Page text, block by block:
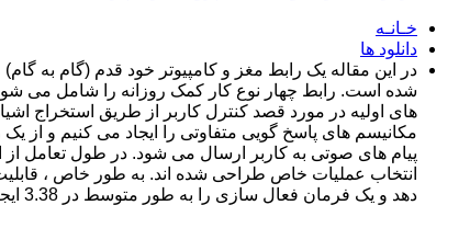
خـانـه
دانلود ها
شده است. رابط چهار نوع کار کمک روزانه را شامل می
های اولیه در مورد قصد كنترل کاربر از طریق استخراج
مکانیسم های پاسخ گویی متفاوتی را ایجاد می کنیم و
دهد و یک فرمان فعال سازی را به طور متوسط ​​در 3.38 ایجاد می کند و در عین حال به طور موثر از فعال سازی های کاذب جلوگیری می کند. میانگین دقت دستورات هماهنگ سازی BCI بود